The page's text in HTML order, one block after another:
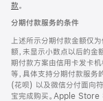
款。
窗
口
中
打
开)
分期付款服务的条件
上述所示分期付款金额仅
额，未显示小数点以后的金
期付款方案由信用卡发卡
等，具体支持分期付款服
(花呗) 以及微信分付面向
宝完成购买。Apple